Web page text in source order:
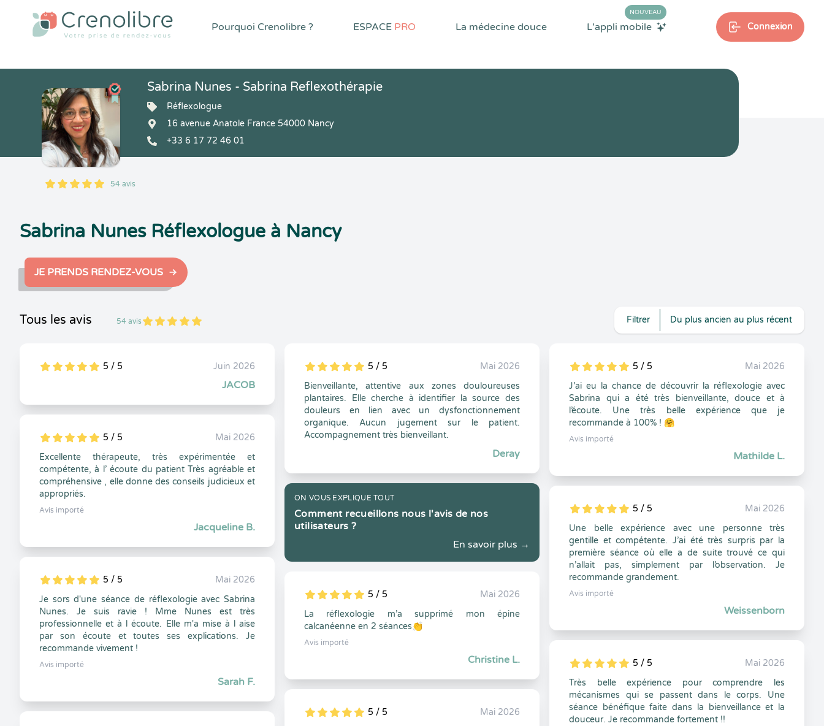
Pourquoi Crenolibre ? ESPACE PRO La médecine douce L'appli mobile
NOUVEAU
Connexion
5
1
5
54 54 avis
Sabrina Nunes - Sabrina Reflexothérapie
Réflexologue
16 avenue Anatole France 54000 Nancy
+33 6 17 72 46 01
Sabrina Nunes Réflexologue à Nancy
JE PRENDS RENDEZ-VOUS
Tous les avis 54 avis 5
1
5
54 Filtrer Du plus ancien au plus récent
5
1
5
0 5 / 5 Juin 2026
JACOB
5
1
5
0 5 / 5
Mai 2026
Excellente thérapeute, très expérimentée et
compétente, à l’ écoute du patient Très agréable et
compréhensive , elle donne des conseils judicieux et
appropriés.
Avis importé
Jacqueline B.
5
1
5
0 5 / 5
Mai 2026
Je sors d'une séance de réflexologie avec Sabrina
Nunes. Je suis ravie ! Mme Nunes est très
professionnelle et à l écoute. Elle m'a mise à l aise
par son écoute et toutes ses explications. Je
recommande vivement !
Avis importé
Sarah F.
5
1
5
0 5 / 5
Mai 2026
Bienveillante, attentive aux zones douloureuses
plantaires. Elle cherche à identifier la source des
douleurs en lien avec un dysfonctionnement
organique. Aucun jugement sur le patient.
Accompagnement très bienveillant.
Deray
ON VOUS EXPLIQUE TOUT
Comment recueillons nous l'avis de nos
utilisateurs ?
En savoir plus →
5
1
5
0 5 / 5
Mai 2026
La réflexologie m’a supprimé mon épine
calcanéenne en 2 séances👏
Avis importé
Christine L.
5
1
5
0 5 / 5
Mai 2026
5
1
5
0 5 / 5
Mai 2026
J’ai eu la chance de découvrir la réflexologie avec
Sabrina qui a été très bienveillante, douce et à
l’écoute. Une très belle expérience que je
recommande à 100% ! 🤗
Avis importé
Mathilde L.
5
1
5
0 5 / 5
Mai 2026
Une belle expérience avec une personne très
gentille et compétente. J’ai été très surpris par la
première séance où elle a de suite trouvé ce qui
n’allait pas, simplement par l’observation. Je
recommande grandement.
Avis importé
Weissenborn
5
1
5
0 5 / 5
Mai 2026
Très belle expérience pour comprendre les
mécanismes qui se passent dans le corps. Une
séance bénéfique faite dans la bienveillance et la
douceur. Je recommande fortement !!